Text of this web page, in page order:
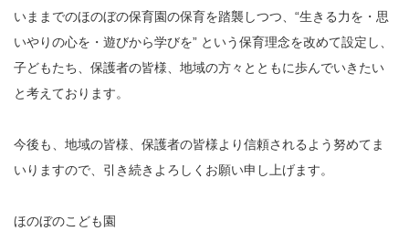
いままでのほのぼの保育園の保育を踏襲しつつ、“生きる力を・思
いやりの心を・遊びから学びを” という保育理念を改めて設定し、
子どもたち、保護者の皆様、地域の方々とともに歩んでいきたい
と考えております。
今後も、地域の皆様、保護者の皆様より信頼されるよう努めてま
いりますので、引き続きよろしくお願い申し上げます。
ほのぼのこども園